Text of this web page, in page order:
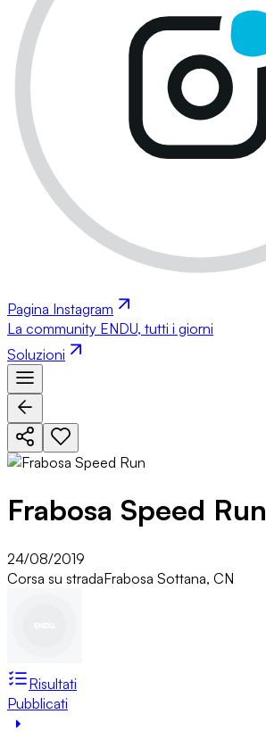
Pagina Instagram
La community ENDU, tutti i giorni
Soluzioni
Frabosa Speed Run
24/08/2019
Corsa su stradaFrabosa Sottana, CN
Risultati
Pubblicati